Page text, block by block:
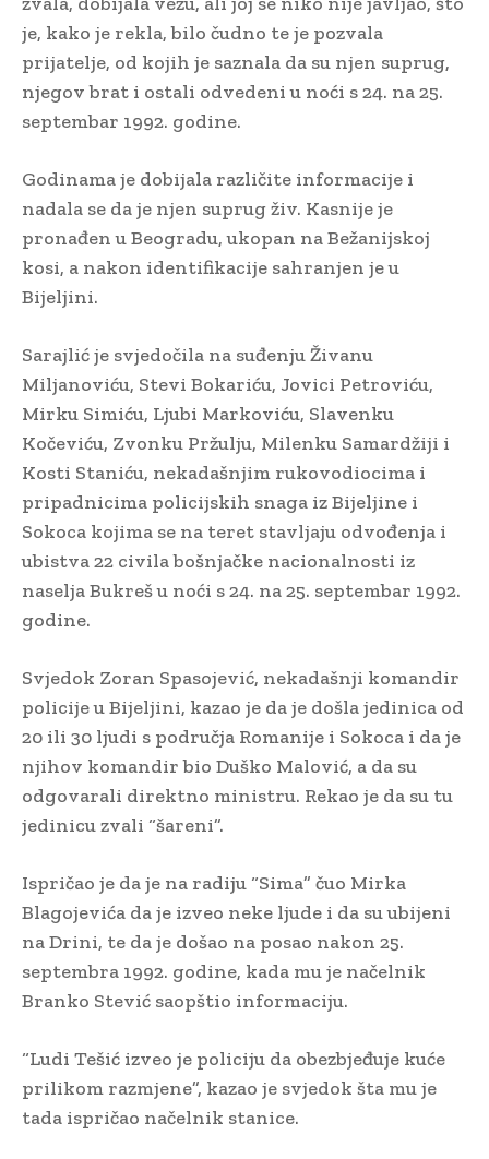
je, kako je rekla, bilo čudno te je pozvala
prijatelje, od kojih je saznala da su njen suprug,
njegov brat i ostali odvedeni u noći s 24. na 25.
septembar 1992. godine.
Godinama je dobijala različite informacije i
nadala se da je njen suprug živ. Kasnije je
pronađen u Beogradu, ukopan na Bežanijskoj
kosi, a nakon identifikacije sahranjen je u
Bijeljini.
Sarajlić je svjedočila na suđenju Živanu
Miljanoviću, Stevi Bokariću, Jovici Petroviću,
Mirku Simiću, Ljubi Markoviću, Slavenku
Kočeviću, Zvonku Pržulju, Milenku Samardžiji i
Kosti Staniću, nekadašnjim rukovodiocima i
pripadnicima policijskih snaga iz Bijeljine i
Sokoca kojima se na teret stavljaju odvođenja i
ubistva 22 civila bošnjačke nacionalnosti iz
naselja Bukreš u noći s 24. na 25. septembar 1992.
godine.
Svjedok Zoran Spasojević, nekadašnji komandir
policije u Bijeljini, kazao je da je došla jedinica od
20 ili 30 ljudi s područja Romanije i Sokoca i da je
njihov komandir bio Duško Malović, a da su
odgovarali direktno ministru. Rekao je da su tu
jedinicu zvali “šareni”.
Ispričao je da je na radiju “Sima” čuo Mirka
Blagojevića da je izveo neke ljude i da su ubijeni
na Drini, te da je došao na posao nakon 25.
septembra 1992. godine, kada mu je načelnik
Branko Stević saopštio informaciju.
“Ludi Tešić izveo je policiju da obezbjeđuje kuće
prilikom razmjene”, kazao je svjedok šta mu je
tada ispričao načelnik stanice.